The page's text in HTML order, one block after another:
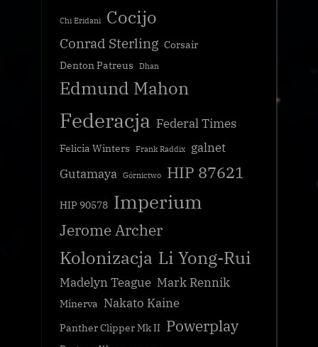
Chi Eridani Cocijo
Conrad Sterling Corsair
Denton Patreus
Dhan
Edmund Mahon
Federacja Federal Times
Felicia Winters Frank Raddix
galnet
Gutamaya Górnictwo HIP 87621
HIP 90578 Imperium
Jerome Archer
Kolonizacja Li Yong-Rui
Madelyn Teague Mark Rennik
Minerva Nakato Kaine
Panther Clipper Mk II Powerplay